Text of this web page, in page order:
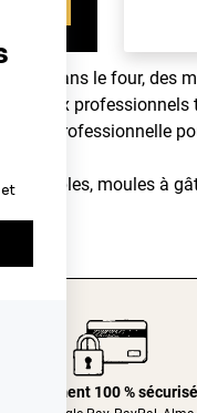
dans le four,
et aux
professionnelle
moules à
Paiement 100 % sécurisé